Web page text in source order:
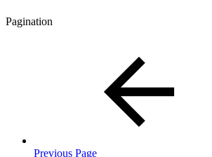
Pagination
Previous Page